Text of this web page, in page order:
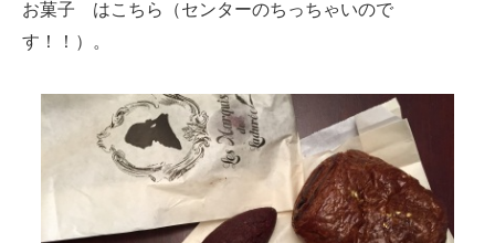
お菓子 はこちら（センターのちっちゃいので
す！！）。